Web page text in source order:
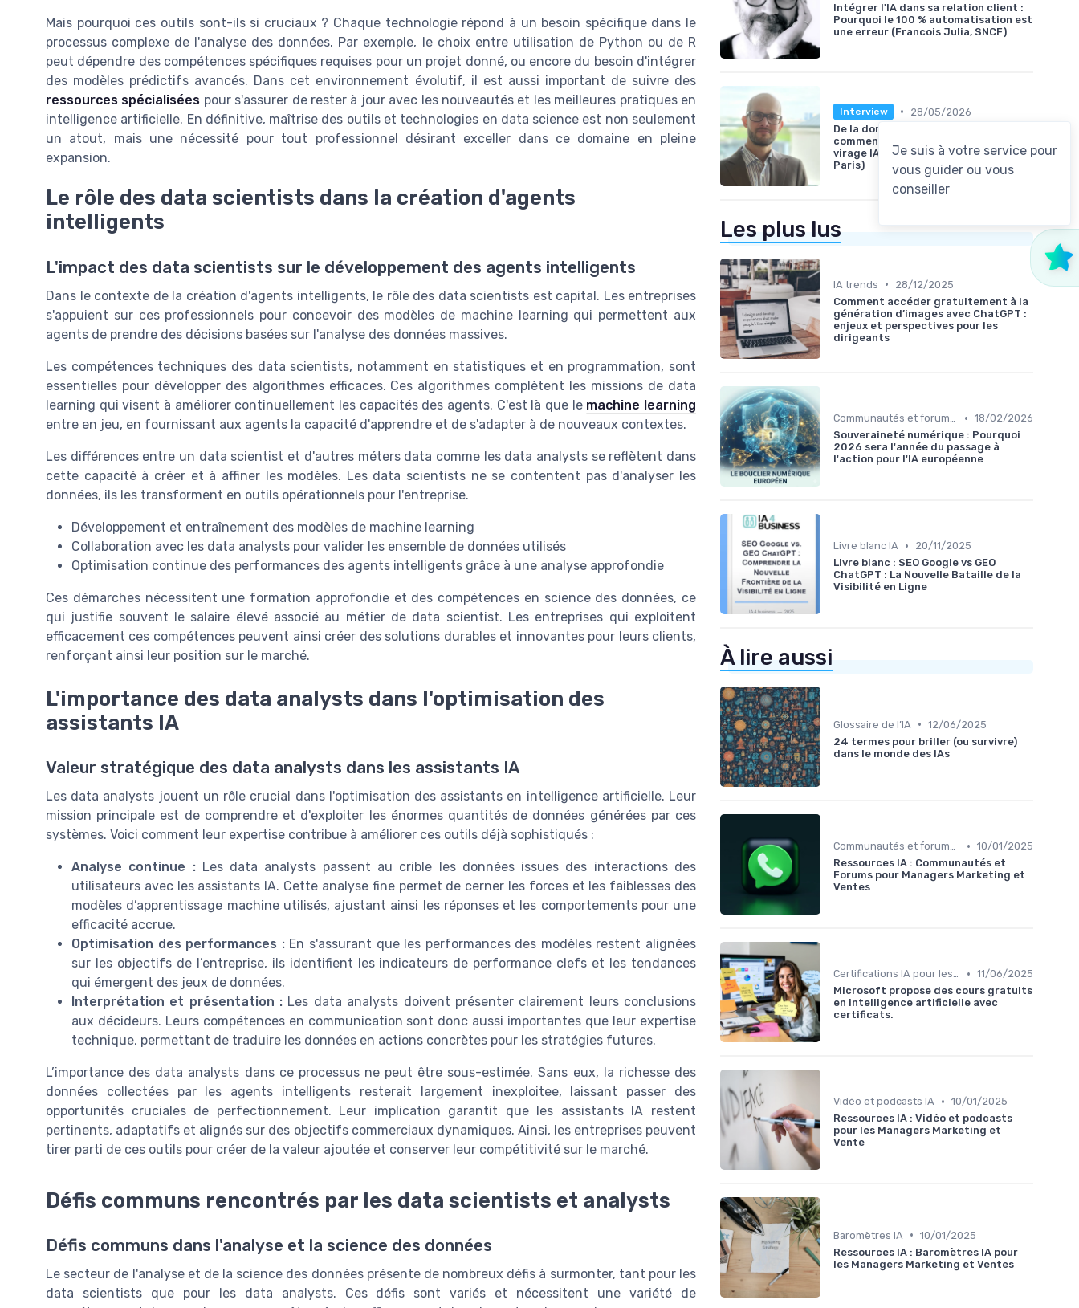
Mais pourquoi ces outils sont-ils si cruciaux ? Chaque technologie répond à un besoin spécifique dans le
processus complexe de l'analyse des données. Par exemple, le choix entre utilisation de Python ou de R
peut dépendre des compétences spécifiques requises pour un projet donné, ou encore du besoin d'intégrer
des modèles prédictifs avancés. Dans cet environnement évolutif, il est aussi important de suivre des
ressources spécialisées pour s'assurer de rester à jour avec les nouveautés et les meilleures pratiques en
intelligence artificielle. En définitive, maîtrise des outils et technologies en data science est non seulement
un atout, mais une nécessité pour tout professionnel désirant exceller dans ce domaine en pleine
expansion.
Le rôle des data scientists dans la création d'agents
intelligents
L'impact des data scientists sur le développement des agents intelligents
Dans le contexte de la création d'agents intelligents, le rôle des data scientists est capital. Les entreprises
s'appuient sur ces professionnels pour concevoir des modèles de machine learning qui permettent aux
agents de prendre des décisions basées sur l'analyse des données massives.
Les compétences techniques des data scientists, notamment en statistiques et en programmation, sont
essentielles pour développer des algorithmes efficaces. Ces algorithmes complètent les missions de data
learning qui visent à améliorer continuellement les capacités des agents. C'est là que le machine learning
entre en jeu, en fournissant aux agents la capacité d'apprendre et de s'adapter à de nouveaux contextes.
Les différences entre un data scientist et d'autres méters data comme les data analysts se reflètent dans
cette capacité à créer et à affiner les modèles. Les data scientists ne se contentent pas d'analyser les
données, ils les transforment en outils opérationnels pour l'entreprise.
Développement et entraînement des modèles de machine learning
Collaboration avec les data analysts pour valider les ensemble de données utilisés
Optimisation continue des performances des agents intelligents grâce à une analyse approfondie
Ces démarches nécessitent une formation approfondie et des compétences en science des données, ce
qui justifie souvent le salaire élevé associé au métier de data scientist. Les entreprises qui exploitent
efficacement ces compétences peuvent ainsi créer des solutions durables et innovantes pour leurs clients,
renforçant ainsi leur position sur le marché.
L'importance des data analysts dans l'optimisation des
assistants IA
Valeur stratégique des data analysts dans les assistants IA
Les data analysts jouent un rôle crucial dans l'optimisation des assistants en intelligence artificielle. Leur
mission principale est de comprendre et d'exploiter les énormes quantités de données générées par ces
systèmes. Voici comment leur expertise contribue à améliorer ces outils déjà sophistiqués :
Analyse continue :Les data analysts passent au crible les données issues des interactions des
utilisateurs avec les assistants IA. Cette analyse fine permet de cerner les forces et les faiblesses des
modèles d’apprentissage machine utilisés, ajustant ainsi les réponses et les comportements pour une
efficacité accrue.
Optimisation des performances :En s'assurant que les performances des modèles restent alignées
sur les objectifs de l’entreprise, ils identifient les indicateurs de performance clefs et les tendances
qui émergent des jeux de données.
Interprétation et présentation : Les data analysts doivent présenter clairement leurs conclusions
aux décideurs. Leurs compétences en communication sont donc aussi importantes que leur expertise
technique, permettant de traduire les données en actions concrètes pour les stratégies futures.
L’importance des data analysts dans ce processus ne peut être sous-estimée. Sans eux, la richesse des
données collectées par les agents intelligents resterait largement inexploitee, laissant passer des
opportunités cruciales de perfectionnement. Leur implication garantit que les assistants IA restent
pertinents, adaptatifs et alignés sur des objectifs commerciaux dynamiques. Ainsi, les entreprises peuvent
tirer parti de ces outils pour créer de la valeur ajoutée et conserver leur compétitivité sur le marché.
Défis communs rencontrés par les data scientists et analysts
Défis communs dans l'analyse et la science des données
Le secteur de l'analyse et de la science des données présente de nombreux défis à surmonter, tant pour les
data scientists que pour les data analysts. Ces défis sont variés et nécessitent une variété de
Intégrer l'IA dans sa relation client :
Pourquoi le 100 % automatisation est
une erreur (Francois Julia, SNCF)
Interview •
28/05/2026
De la donnée aux opérations :
comment Eau de Paris prépare son
virage IA (Aurélien Martin, Eau de
Paris)
Les plus lus
IA trends •
28/12/2025
Comment accéder gratuitement à la
génération d’images avec ChatGPT :
enjeux et perspectives pour les
dirigeants
Communautés et forums IA • 18/02/2026
Souveraineté numérique : Pourquoi
2026 sera l'année du passage à
l'action pour l'IA européenne
Livre blanc IA •
20/11/2025
Livre blanc : SEO Google vs GEO
ChatGPT : La Nouvelle Bataille de la
Visibilité en Ligne
À lire aussi
Glossaire de l’IA • 12/06/2025
24 termes pour briller (ou survivre)
dans le monde des IAs
Communautés et forums IA • 10/01/2025
Ressources IA : Communautés et
Forums pour Managers Marketing et
Ventes
Certifications IA pour les professionnels • 11/06/2025
Microsoft propose des cours gratuits
en intelligence artificielle avec
certificats.
Vidéo et podcasts IA • 10/01/2025
Ressources IA : Vidéo et podcasts
pour les Managers Marketing et
Vente
Baromètres IA • 10/01/2025
Ressources IA : Baromètres IA pour
les Managers Marketing et Ventes